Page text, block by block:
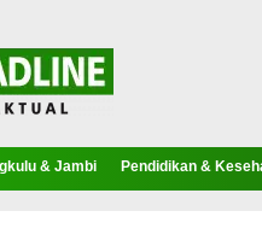
& Jambi Pendidikan &